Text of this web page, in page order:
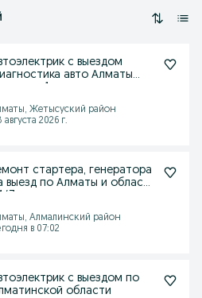
с выездом
авто Алматы
Жетысуский район
августа 2026 г.
стартера, генератора
выезд по Алматы и области
Алмалинский район
в 07:02
с выездом по
области